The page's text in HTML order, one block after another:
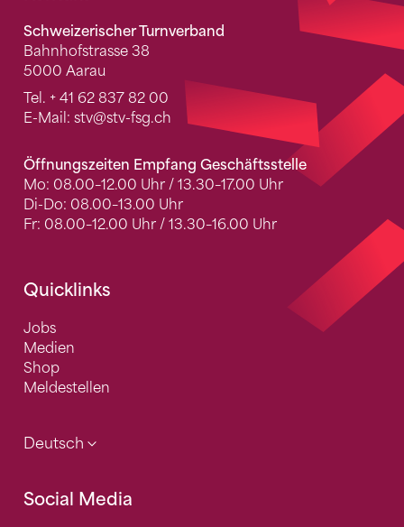
Schweizerischer Turnverband
Bahnhofstrasse 38
5000 Aarau
Tel. + 41 62 837 82 00
E-Mail: stv@stv-fsg.ch
Öffnungszeiten Empfang Geschäftsstelle
Mo: 08.00–12.00 Uhr / 13.30–17.00 Uhr
Di-Do: 08.00–13.00 Uhr
Fr: 08.00–12.00 Uhr / 13.30–16.00 Uhr
Quicklinks
Jobs
Medien
Shop
Meldestellen
Deutsch
Social Media